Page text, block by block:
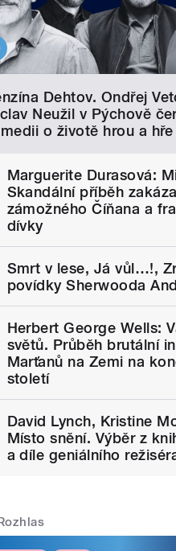
Dehtov. Ondřej
Neužil v Pýchově
o životě hrou a
Marguerite Durasová:
Skandální příběh
zámožného Číňana a
dívky
Smrt v lese, Já vůl…!,
povídky Sherwooda
Herbert George Wells:
světů. Průběh brutální
Marťanů na Zemi na
století
David Lynch, Kristine
Místo snění. Výběr z
a díle geniálního